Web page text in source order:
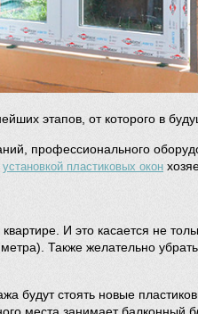
этапов, от которого в
профессионального
установкой пластиковых окон
И это касается не
Также желательно
будут стоять новые